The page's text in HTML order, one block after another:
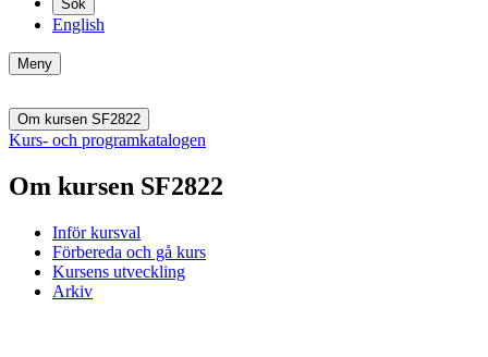
Sök
English
Meny
Om kursen SF2822
Kurs- och programkatalogen
Om kursen SF2822
Inför kursval
Förbereda och gå kurs
Kursens utveckling
Arkiv